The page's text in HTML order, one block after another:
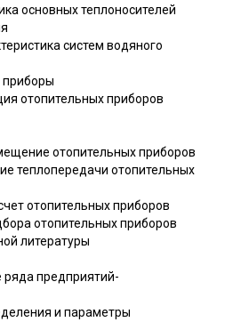
основных теплоносителей
систем водяного
приборы
отопительных приборов
отопительных приборов
теплопередачи отопительных
отопительных приборов
отопительных приборов
литературы
ряда предприятий-
и параметры